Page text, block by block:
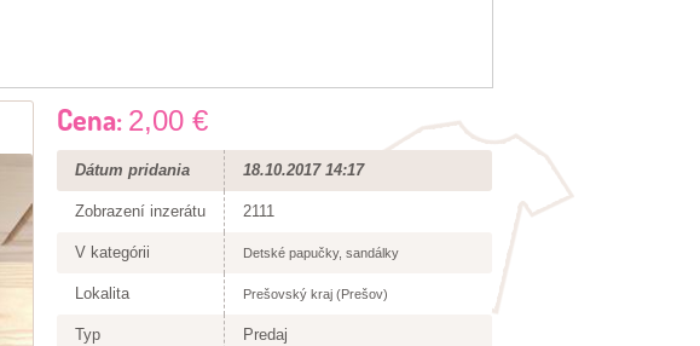
Cena: 2,00 €
Dátum pridania 18.10.2017 14:17
Zobrazení inzerátu 2111
V kategórii Detské papučky, sandálky
Lokalita Prešovský kraj (Prešov)
Typ Predaj